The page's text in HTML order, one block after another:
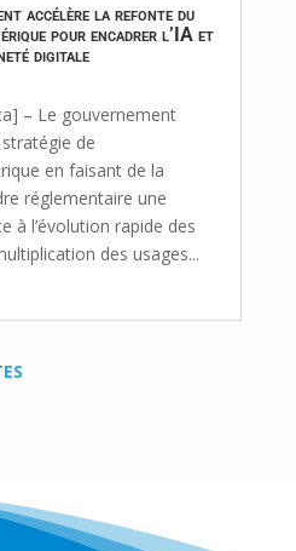
accélère la refonte du
pour encadrer l’IA et
digitale
– Le gouvernement
de
en faisant de la
réglementaire une
à l’évolution rapide des
des usages...